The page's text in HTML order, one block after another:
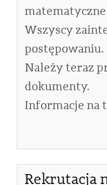
Wszyscy
postępowaniu.
Należy teraz
dokumenty.
Informacje na
Rekrutacja